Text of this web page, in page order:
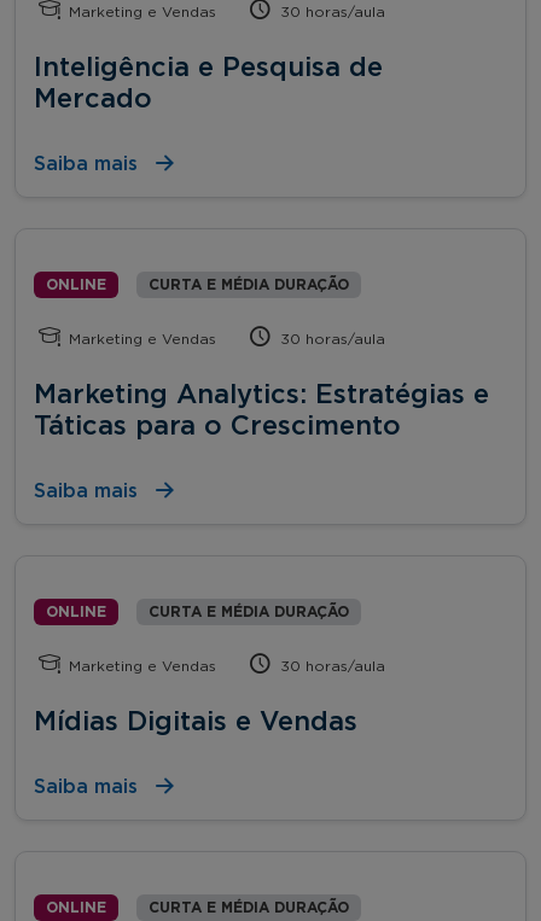
Marketing e Vendas 30 horas/aula
Inteligência e Pesquisa de
Mercado
Saiba mais
ONLINE CURTA E MÉDIA DURAÇÃO
Marketing e Vendas 30 horas/aula
Marketing Analytics: Estratégias e
Táticas para o Crescimento
Saiba mais
ONLINE CURTA E MÉDIA DURAÇÃO
Marketing e Vendas 30 horas/aula
Mídias Digitais e Vendas
Saiba mais
ONLINE CURTA E MÉDIA DURAÇÃO